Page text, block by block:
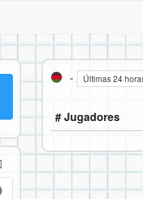
- Últimas 24
# Jugadores